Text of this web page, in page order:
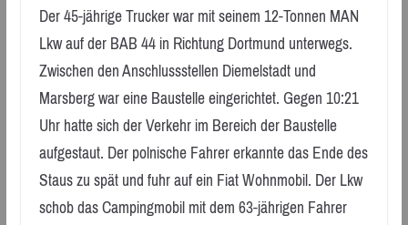
Der 45-jährige Trucker war mit seinem 12-Tonnen MAN
Lkw auf der BAB 44 in Richtung Dortmund unterwegs.
Zwischen den Anschlussstellen Diemelstadt und
Marsberg war eine Baustelle eingerichtet. Gegen 10:21
Uhr hatte sich der Verkehr im Bereich der Baustelle
aufgestaut. Der polnische Fahrer erkannte das Ende des
Staus zu spät und fuhr auf ein Fiat Wohnmobil. Der Lkw
schob das Campingmobil mit dem 63-jährigen Fahrer